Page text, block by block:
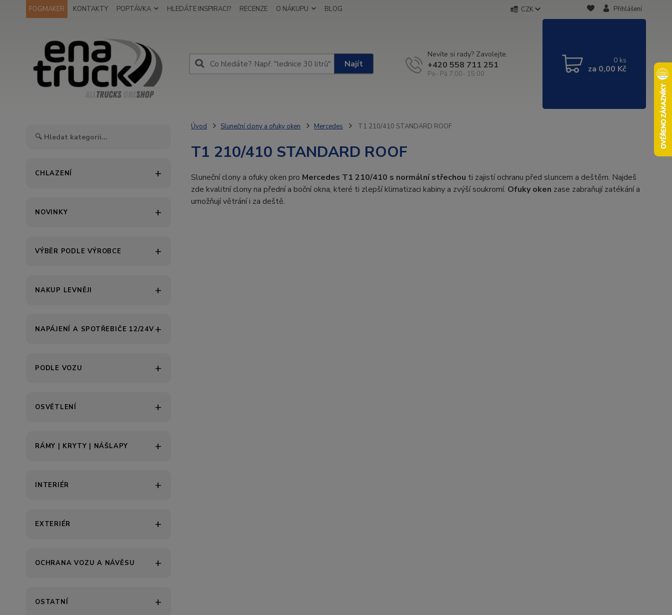
FOGMAKER KONTAKTY POPTÁVKA HLEDÁTE INSPIRACI? RECENZE O NÁKUPU BLOG CZK Přihlášení
Najít
Nevíte si rady? Zavolejte.
+420 558 711 251
Po- Pá 7:00- 15:00
0 ks
za 0,00 Kč
CHLAZENÍ
NOVINKY
VÝBĚR PODLE VÝROBCE
NAKUP LEVNĚJI
NAPÁJENÍ A SPOTŘEBIČE 12/24V
PODLE VOZU
OSVĚTLENÍ
RÁMY | KRYTY | NÁŠLAPY
INTERIÉR
EXTERIÉR
OCHRANA VOZU A NÁVĚSU
OSTATNÍ
Úvod Sluneční clony a ofuky oken Mercedes T1 210/410 STANDARD ROOF
T1 210/410 STANDARD ROOF
Sluneční clony a ofuky oken pro Mercedes T1 210/410 s normální střechou ti zajistí ochranu před sluncem a deštěm. Najdeš
zde kvalitní clony na přední a boční okna, které ti zlepší klimatizaci kabiny a zvýší soukromí. Ofuky oken zase zabraňují zatékání a
umožňují větrání i za deště.